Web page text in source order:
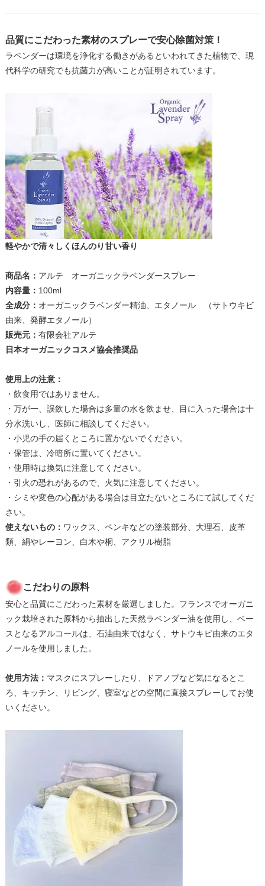
品質にこだわった素材のスプレーで安心除菌対策！
ラベンダーは環境を浄化する働きがあるといわれてきた植物で、現
代科学の研究でも抗菌力が高いことが証明されています。
軽やかで清々しくほんのり甘い香り
商品名： アルテ オーガニックラベンダースプレー
内容量： 100ml
全成分： オーガニックラベンダー精油、エタノール （サトウキビ
由来、発酵エタノール）
販売元： 有限会社アルテ
日本オーガニックコスメ協会推奨品
使用上の注意：
・飲食用ではありません。
・万が一、誤飲した場合は多量の水を飲ませ、目に入った場合は十
分水洗いし、医師に相談してください。
・小児の手の届くところに置かないでください。
・保管は、冷暗所に置いてください。
・使用時は換気に注意してください。
・引火の恐れがあるので、火気に注意してください。
・シミや変色の心配がある場合は目立たないところにて試してくだ
さい。
使えないもの： ワックス、ペンキなどの塗装部分、大理石、皮革
類、絹やレーヨン、白木や桐、アクリル樹脂
こだわりの原料
安心と品質にこだわった素材を厳選しました。フランスでオーガニ
ック栽培された原料から抽出した天然ラベンダー油を使用し、ベー
スとなるアルコールは、石油由来ではなく、サトウキビ由来のエタ
ノールを使用しました。
使用方法： マスクにスプレーしたり、ドアノブなど気になるとこ
ろ、キッチン、リビング、寝室などの空間に直接スプレーしてお使
いください。